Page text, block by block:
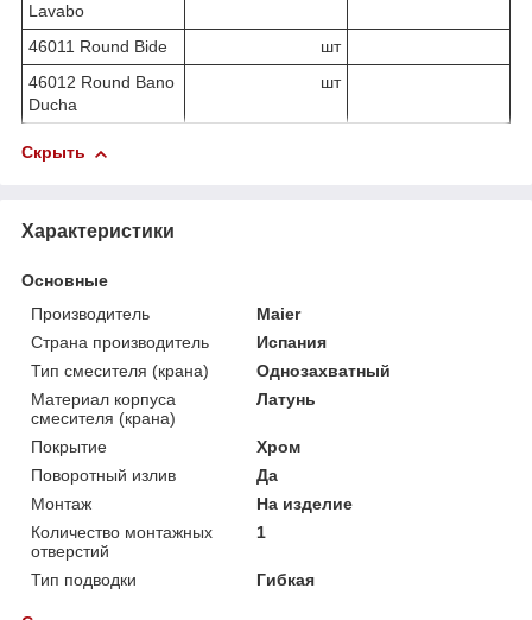
Lavabo
46011 Round Bide
шт
46012 Round Bano
Ducha
шт
Скрыть
Характеристики
Основные
Производитель
Maier
Страна производитель
Испания
Тип смесителя (крана)
Однозахватный
Материал корпуса
смесителя (крана)
Латунь
Покрытие
Хром
Поворотный излив
Да
Монтаж
На изделие
Количество монтажных
отверстий
1
Тип подводки Гибкая